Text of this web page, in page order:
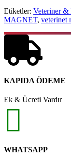
Etiketler: Veteriner &
MAGNET, veterinet
KAPIDA ÖDEME
Ek & Ücreti Vardır
WHATSAPP